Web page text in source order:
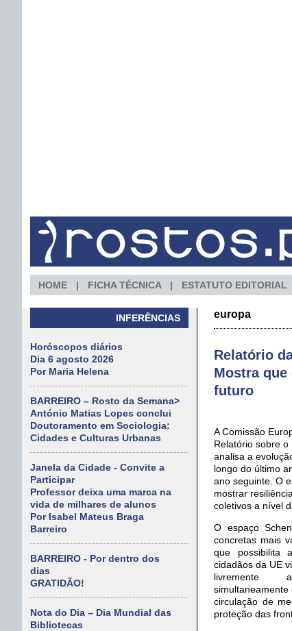
HOME FICHA TÉCNICA ESTATUTO EDITORIAL
INFERÊNCIAS
Horóscopos diários
Dia 6 agosto 2026
Por Maria Helena
BARREIRO – Rosto da Semana>
António Matias Lopes conclui
Doutoramento em Sociologia:
Cidades e Culturas Urbanas
Janela da Cidade - Convite a
Participar
Professor deixa uma marca na
vida de milhares de alunos
Por Isabel Mateus Braga
Barreiro
BARREIRO - Por dentro dos
dias
GRATIDÃO!
Nota do Dia – Dia Mundial das
Bibliotecas
europa
Relatório
Mostra que
futuro
A Comissão
Relatório sobre
analisa a
longo do último
ano seguinte. O
mostrar
coletivos a nível
O espaço
concretas mais
que possibilita
cidadãos da UE
livremente
simultaneamente
circulação de
proteção das